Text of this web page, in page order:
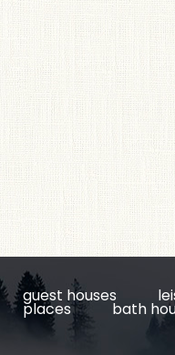
guest houses
places bath